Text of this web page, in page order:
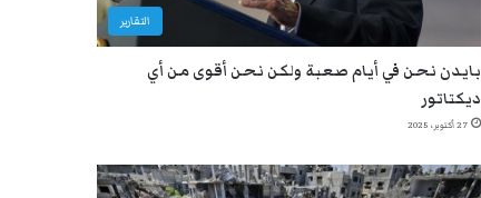
التقارير
بايدن نحن في أيام صعبة ولكن نحن أقوى من أي
ديكتاتور
27 أكتوبر، 2025